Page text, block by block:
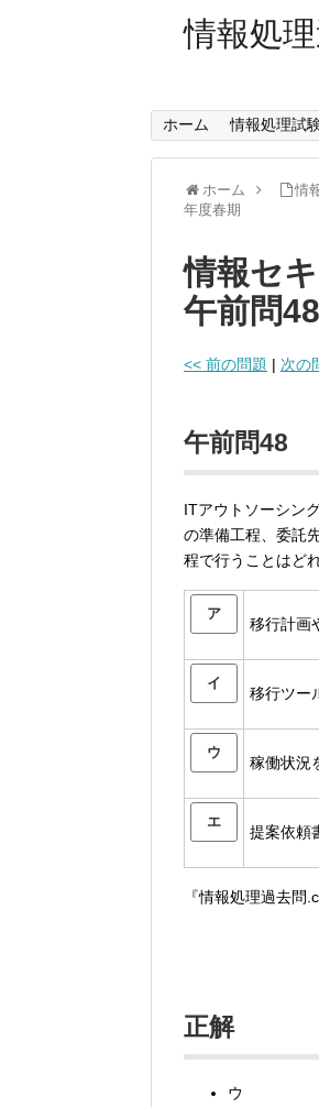
情報処
ホーム 情報処理試
ホーム 情
年度春期
情報セ
午前問48
<< 前の問題 | 次の
午前問48
ITアウトソーシン
の準備工程、委託
程で行うことはどれ
ア
移行計画
イ
移行ツー
ウ
稼働状況
エ
提案依頼
『情報処理過去問
正解
ウ